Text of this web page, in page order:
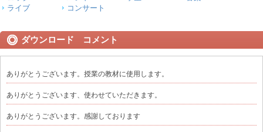
ライブ
コンサート
ダウンロード コメント
ありがとうございます。授業の教材に使用します。
ありがとうございます、使わせていただきます。
ありがとうございます。感謝しております